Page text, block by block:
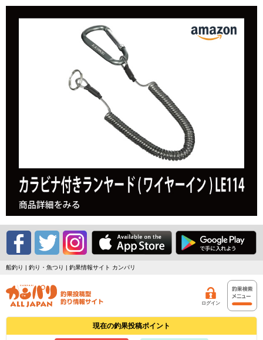
船釣り | 釣り・魚つり | 釣果情報サイト カンパリ
ログイン
現在の釣果投稿ポイント